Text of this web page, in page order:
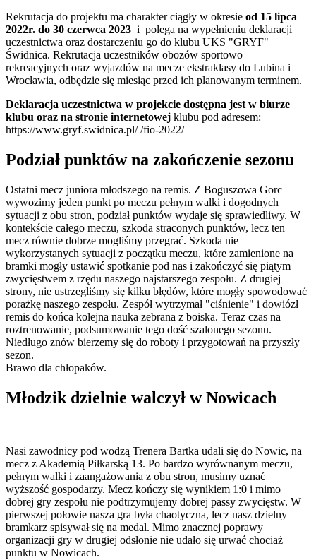
Rekrutacja do projektu ma charakter ciągły w okresie od 15 lipca
2022r. do 30 czerwca 2023 i polega na wypełnieniu deklaracji
uczestnictwa oraz dostarczeniu go do klubu UKS "GRYF"
Świdnica. Rekrutacja uczestników obozów sportowo –
rekreacyjnych oraz wyjazdów na mecze ekstraklasy do Lubina i
Wrocławia, odbędzie się miesiąc przed ich planowanym terminem.
Deklaracja uczestnictwa w projekcie dostępna jest w biurze
klubu oraz na stronie internetowej klubu pod adresem:
https://www.gryf.swidnica.pl/ /fio-2022/
Podział punktów na zakończenie sezonu
Ostatni mecz juniora młodszego na remis. Z Boguszowa Gorc
wywozimy jeden punkt po meczu pełnym walki i dogodnych
sytuacji z obu stron, podział punktów wydaje się sprawiedliwy. W
kontekście całego meczu, szkoda straconych punktów, lecz ten
mecz równie dobrze mogliśmy przegrać. Szkoda nie
wykorzystanych sytuacji z początku meczu, które zamienione na
bramki mogły ustawić spotkanie pod nas i zakończyć się piątym
zwycięstwem z rzędu naszego najstarszego zespołu. Z drugiej
strony, nie ustrzegliśmy się kilku błędów, które mogły spowodować
porażkę naszego zespołu. Zespół wytrzymał "ciśnienie" i dowiózł
remis do końca kolejna nauka zebrana z boiska. Teraz czas na
roztrenowanie, podsumowanie tego dość szalonego sezonu.
Niedługo znów bierzemy się do roboty i przygotowań na przyszły
sezon.
Brawo dla chłopaków.
Młodzik dzielnie walczył w Nowicach
Nasi zawodnicy pod wodzą Trenera Bartka udali się do Nowic, na
mecz z Akademią Piłkarską 13. Po bardzo wyrównanym meczu,
pełnym walki i zaangażowania z obu stron, musimy uznać
wyższość gospodarzy. Mecz kończy się wynikiem 1:0 i mimo
dobrej gry zespołu nie podtrzymujemy dobrej passy zwycięstw. W
pierwszej połowie nasza gra była chaotyczna, lecz nasz dzielny
bramkarz spisywał się na medal. Mimo znacznej poprawy
organizacji gry w drugiej odsłonie nie udało się urwać chociaż
punktu w Nowicach.